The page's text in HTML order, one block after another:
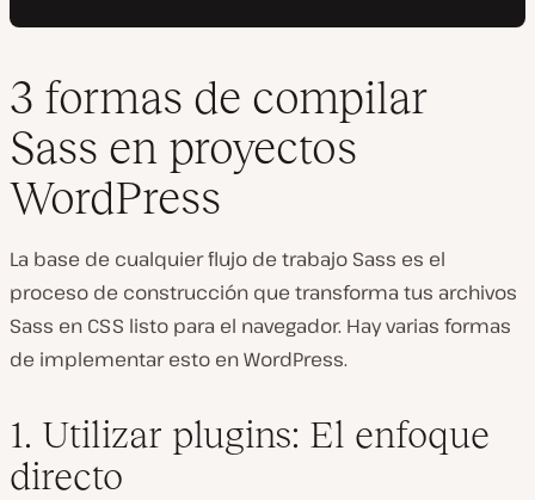
3 formas de compilar
Sass en proyectos
WordPress
La base de cualquier flujo de trabajo Sass es el
proceso de construcción que transforma tus archivos
Sass en CSS listo para el navegador. Hay varias formas
de implementar esto en WordPress.
1. Utilizar plugins: El enfoque
directo